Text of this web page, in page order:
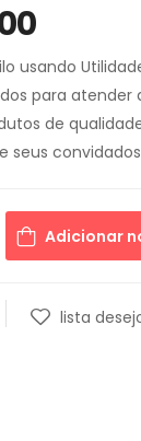
usando
para atender
de
seus
Adicionar
lista